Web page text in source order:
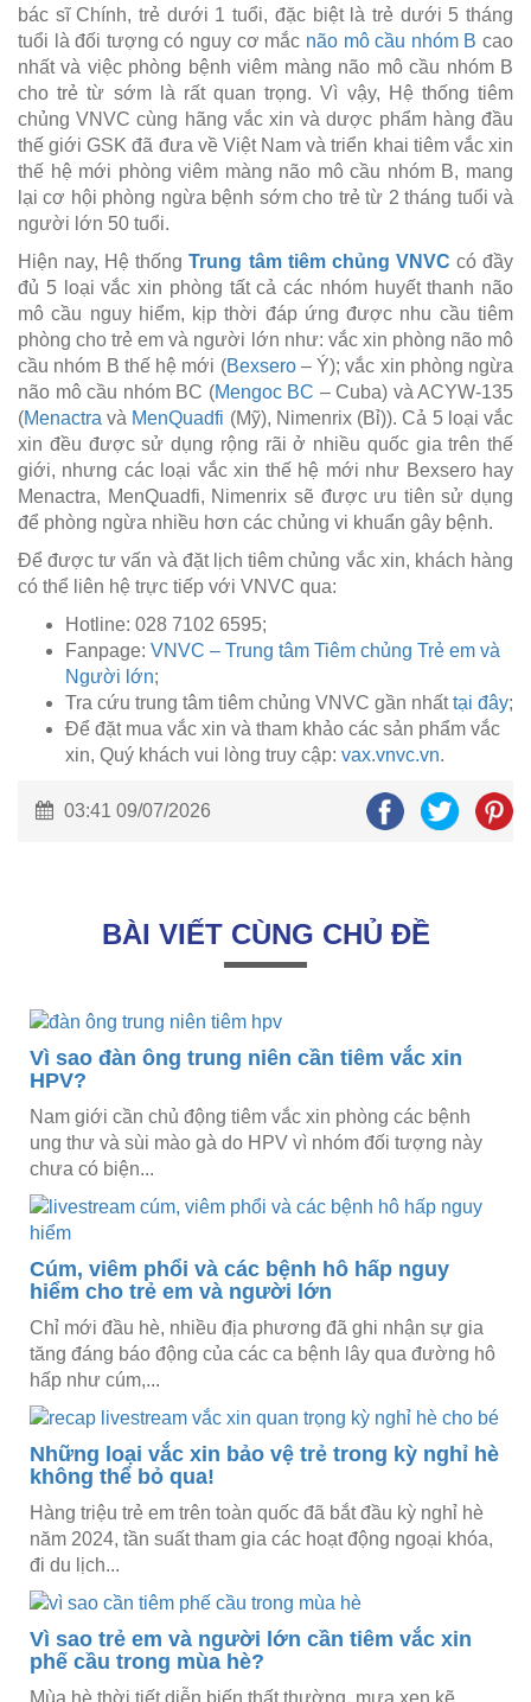
bác sĩ Chính, trẻ dưới 1 tuổi, đặc biệt là trẻ dưới 5 tháng
tuổi là đối tượng có nguy cơ mắc não mô cầu nhóm B cao
nhất và việc phòng bệnh viêm màng não mô cầu nhóm B
cho trẻ từ sớm là rất quan trọng. Vì vậy, Hệ thống tiêm
chủng VNVC cùng hãng vắc xin và dược phẩm hàng đầu
thế giới GSK đã đưa về Việt Nam và triển khai tiêm vắc xin
thế hệ mới phòng viêm màng não mô cầu nhóm B, mang
lại cơ hội phòng ngừa bệnh sớm cho trẻ từ 2 tháng tuổi và
người lớn 50 tuổi.
Hiện nay, Hệ thốngTrung tâm tiêm chủng VNVC có đầy
đủ 5 loại vắc xin phòng tất cả các nhóm huyết thanh não
mô cầu nguy hiểm, kịp thời đáp ứng được nhu cầu tiêm
phòng cho trẻ em và người lớn như: vắc xin phòng não mô
cầu nhóm B thế hệ mới (Bexsero– Ý); vắc xin phòng ngừa
não mô cầu nhóm BC (Mengoc BC – Cuba) và ACYW-135
(Menactra và MenQuadfi (Mỹ), Nimenrix (Bỉ)). Cả 5 loại vắc
xin đều được sử dụng rộng rãi ở nhiều quốc gia trên thế
giới, nhưng các loại vắc xin thế hệ mới như Bexsero hay
Menactra, MenQuadfi, Nimenrix sẽ được ưu tiên sử dụng
để phòng ngừa nhiều hơn các chủng vi khuẩn gây bệnh.
Để được tư vấn và đặt lịch tiêm chủng vắc xin, khách hàng
có thể liên hệ trực tiếp với VNVC qua:
Hotline: 028 7102 6595;
Fanpage: VNVC – Trung tâm Tiêm chủng Trẻ em và
Người lớn;
Tra cứu trung tâm tiêm chủng VNVC gần nhấttại đây;
Để đặt mua vắc xin và tham khảo các sản phẩm vắc
xin, Quý khách vui lòng truy cập: vax.vnvc.vn.
03:41 09/07/2026
BÀI VIẾT CÙNG CHỦ ĐỀ
Vì sao đàn ông trung niên cần tiêm vắc xin
HPV?
Nam giới cần chủ động tiêm vắc xin phòng các bệnh
ung thư và sùi mào gà do HPV vì nhóm đối tượng này
chưa có biện...
Cúm, viêm phổi và các bệnh hô hấp nguy
hiểm cho trẻ em và người lớn
Chỉ mới đầu hè, nhiều địa phương đã ghi nhận sự gia
tăng đáng báo động của các ca bệnh lây qua đường hô
hấp như cúm,...
Những loại vắc xin bảo vệ trẻ trong kỳ nghỉ hè
không thể bỏ qua!
Hàng triệu trẻ em trên toàn quốc đã bắt đầu kỳ nghỉ hè
năm 2024, tần suất tham gia các hoạt động ngoại khóa,
đi du lịch...
Vì sao trẻ em và người lớn cần tiêm vắc xin
phế cầu trong mùa hè?